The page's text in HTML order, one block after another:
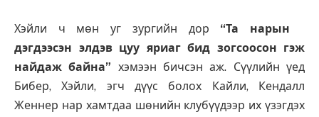
Хэйли ч мөн уг зургийн дор “Та нарын
дэгдээсэн элдэв цуу яриаг бид зогсоосон гэж
найдаж байна” хэмээн бичсэн аж. Сүүлийн үед
Бибер, Хэйли, эгч дүүс болох Кайли, Кендалл
Женнер нар хамтдаа шөнийн клубүүдээр их үзэгдэх